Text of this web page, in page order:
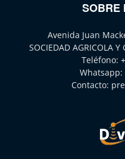
SOBRE
Avenida Juan
SOCIEDAD AGRICOLA
Teléfono:
Whatsapp:
Contacto: